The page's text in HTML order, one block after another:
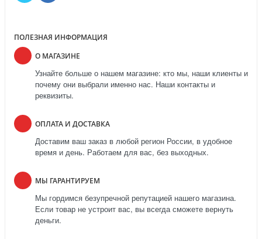
ПОЛЕЗНАЯ ИНФОРМАЦИЯ
О МАГАЗИНЕ
Узнайте больше о нашем магазине: кто мы, наши клиенты и
почему они выбрали именно нас. Наши контакты и
реквизиты.
ОПЛАТА И ДОСТАВКА
Доставим ваш заказ в любой регион России, в удобное
время и день. Работаем для вас, без выходных.
МЫ ГАРАНТИРУЕМ
Мы гордимся безупречной репутацией нашего магазина.
Если товар не устроит вас, вы всегда сможете вернуть
деньги.